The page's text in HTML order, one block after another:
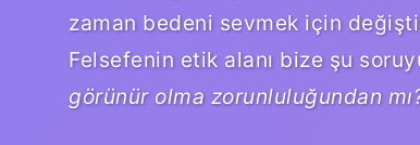
zaman bedeni sevmek için
Felsefenin etik alanı bize şu
görünür olma zorunluluğundan